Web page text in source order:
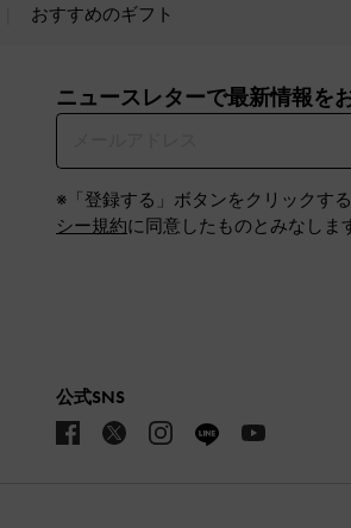
おすすめのギフト
ニュースレターで最新情報を
※「登録する」ボタンをクリックする
シー規約に同意したものとみなしま
公式SNS